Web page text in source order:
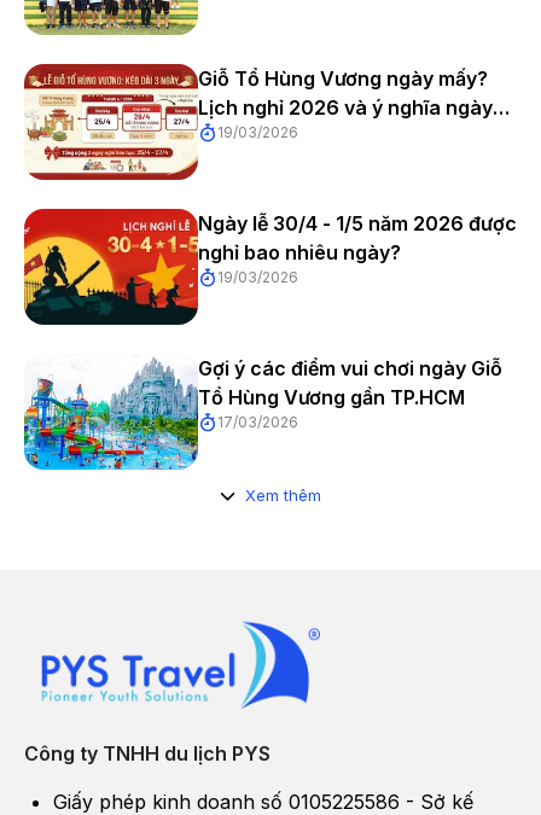
Giỗ Tổ Hùng Vương ngày mấy?
Lịch nghỉ 2026 và ý nghĩa ngày
10/3 âm lịch
19/03/2026
Ngày lễ 30/4 - 1/5 năm 2026 được
nghỉ bao nhiêu ngày?
19/03/2026
Gợi ý các điểm vui chơi ngày Giỗ
Tổ Hùng Vương gần TP.HCM
17/03/2026
Xem thêm
Công ty TNHH du lịch PYS
Giấy phép kinh doanh số 0105225586 - Sở kế